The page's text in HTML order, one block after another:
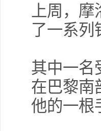
上周，摩
了一系列
其中一名
在巴黎南
他的一根